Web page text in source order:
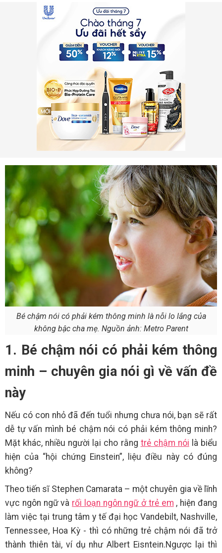
Bé chậm nói có phải kém thông minh là nỗi lo lắng của
không bậc cha mẹ. Nguồn ảnh: Metro Parent
1. Bé chậm nói có phải kém thông
minh – chuyên gia nói gì về vấn đề
này
Nếu có con nhỏ đã đến tuổi nhưng chưa nói, bạn sẽ rất
dễ tự vấn mình bé chậm nói có phải kém thông minh?
Mặt khác, nhiều người lại cho rằng trẻ chậm nói là biểu
hiện của “hội chứng Einstein”, liệu điều này có đúng
không?
Theo tiến sĩ Stephen Camarata – một chuyên gia về lĩnh
vực ngôn ngữ và rối loạn ngôn ngữ ở trẻ em , hiện đang
làm việc tại trung tâm y tế đại học Vandebilt, Nashville,
Tennessee, Hoa Kỳ - thì có những trẻ chậm nói đã trở
thành thiên tài, ví dụ như Albert Eisntein.Ngược lại thì